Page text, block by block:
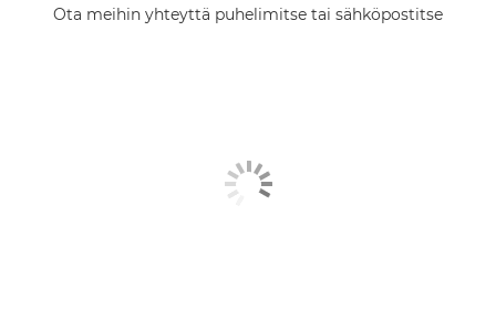
Ota meihin yhteyttä puhelimitse tai sähköpostitse